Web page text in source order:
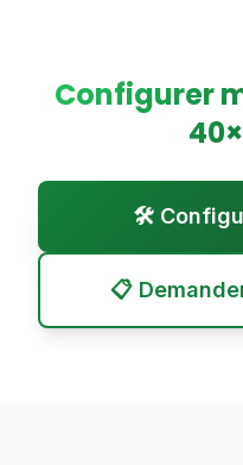
Configurer
40×
🛠️
📋